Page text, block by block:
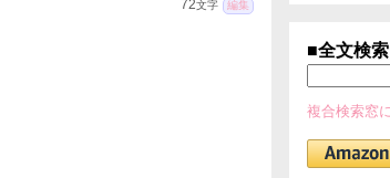
72文字 編集
■全文検索
複合検索窓